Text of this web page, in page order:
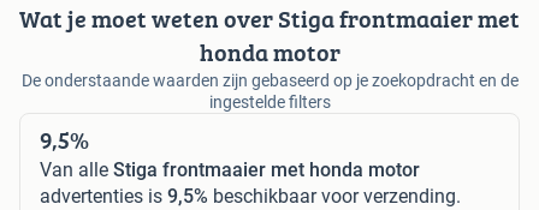
Wat je moet weten over Stiga frontmaaier met
honda motor
De onderstaande waarden zijn gebaseerd op je zoekopdracht en de
ingestelde filters
9,5%
Van alle Stiga frontmaaier met honda motor
advertenties is 9,5% beschikbaar voor verzending.